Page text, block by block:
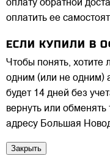
оплату обратной
оплатить ее
ЕСЛИ КУПИЛИ В
Чтобы понять, хотите
одним (или не одним)
будет 14 дней без
вернуть или обменять
адресу Большая
Закрыть